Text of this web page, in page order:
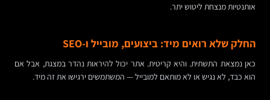
אותנטיות מנצחת ליטוש יתר.
החלק שלא רואים מיד: ביצועים, מובייל ו-SEO
כאן נמצאת התשתית. והיא קריטית. אתר יכול להיראות נהדר במצגת, אבל אם
הוא כבד, לא נגיש או לא מותאם למובייל — המשתמשים ירגישו את זה מיד.